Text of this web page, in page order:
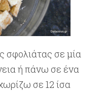
σε μία
ή πάνω σε ένα
σε 12 ίσα